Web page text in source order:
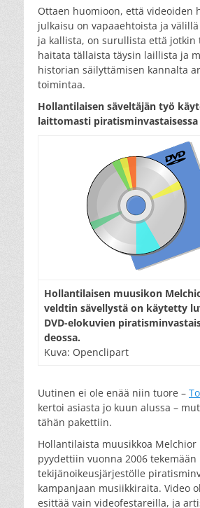
Ottaen huomioon, että videoiden
julkaisu on vapaaehtoista ja
ja kallista, on surullista että jotkin
haitata tällaista täysin laillista ja
historian säilyttämisen kannalta
toimintaa.
Hollantilaisen säveltäjän työ
laittomasti piratisminvastaisessa
Hollantilaisen muusikon
veldtin sävellystä on käytetty
DVD-elokuvien
deossa.
Kuva: Openclipart
Uutinen ei ole enää niin tuore –
kertoi asiasta jo kuun alussa –
tähän pakettiin.
Hollantilaista muusikkoa Melchior
pyydettiin vuonna 2006 tekemään
tekijänoikeusjärjestölle
kampanjaan musiikkiraita. Video
esittää vain videofestareilla, ja